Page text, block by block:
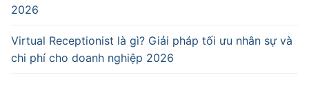
2026
Virtual Receptionist là gì? Giải pháp tối ưu nhân sự và
chi phí cho doanh nghiệp 2026